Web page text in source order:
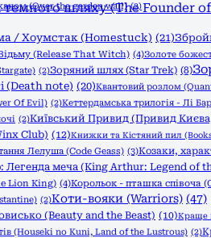
(Over the garden wall) (2)
шляху (The Founder
/ Хоумстак (Homestuck) (21)
(Release That Witch) (4)Золоте
(2)Зоряний шлях (Star Trek) (8)
(Death note) (20)Квантовий розлом
Of Evil) (2)Кеттердамська трилогія - Лі
(2)Київський Привид (Привид
Club) (12)Книжки та Кістяний пил
Лелуша (Code Geass) (3)Козаки,
Легенда меча (King Arthur: Legend of
Lion King) (4)Корольок - пташка співоча
(2)Коти-вояки (Warriors) (47)
(Beauty and the Beast) (10)Краще
(Houseki no Kuni, Land of the Lustrous) (2)